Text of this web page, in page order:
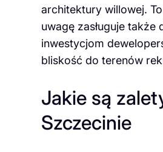
architektury willowej.
uwagę zasługuje
inwestycjom
bliskość do terenów
Jakie są
Szczecinie